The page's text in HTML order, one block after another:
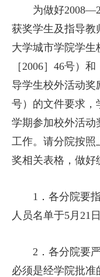
为做好
获奖学生及指导教
大学城市学院学
［2006］46号）
导学生校外活动奖
号）的文件要求，
学期参加校外活动
工作。请分院按
奖相关表格，做好
1．各分院要
人员名单于5月21
2．各分院要
必须是经学院批准